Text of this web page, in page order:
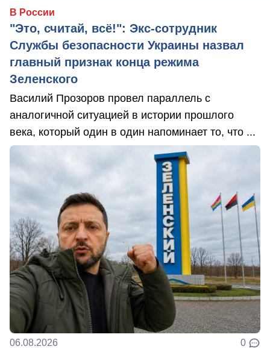
В России
"Это, считай, всё!": Экс-сотрудник
Службы безопасности Украины назвал
главный признак конца режима
Зеленского
Василий Прозоров провел параллель с
аналогичной ситуацией в истории прошлого
века, который один в один напоминает то, что ...
06.08.2026 0